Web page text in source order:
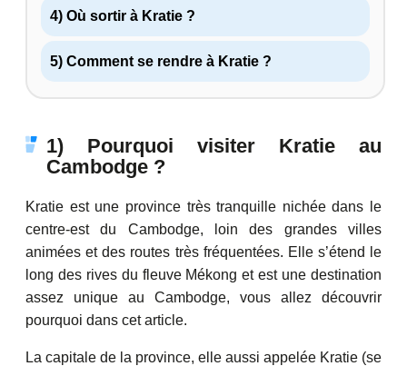
4) Où sortir à Kratie ?
5) Comment se rendre à Kratie ?
1) Pourquoi visiter Kratie au
Cambodge ?
Kratie est une province très tranquille nichée dans le
centre-est du Cambodge, loin des grandes villes
animées et des routes très fréquentées. Elle s’étend le
long des rives du fleuve Mékong et est une destination
assez unique au Cambodge, vous allez découvrir
pourquoi dans cet article.
La capitale de la province, elle aussi appelée Kratie (se